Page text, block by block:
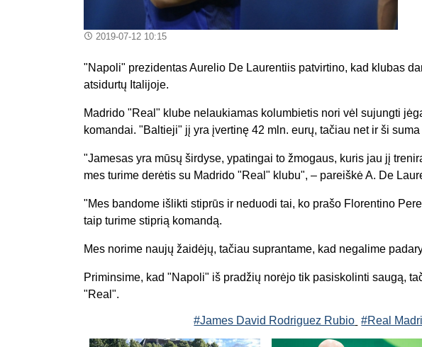
2019-07-12 10:15
"Napoli" prezidentas Aurelio De Laurentiis patvirtino, kad klubas
atsidurtų Italijoje.
Madrido "Real" klube nelaukiamas kolumbietis nori vėl sujungti
komandai. "Baltieji" jį yra įvertinę 42 mln. eurų, tačiau net ir ši
"Jamesas yra mūsų širdyse, ypatingai to žmogaus, kuris jau jį
mes turime derėtis su Madrido "Real" klubu", – pareiškė A. De
"Mes bandome išlikti stiprūs ir neduodi tai, ko prašo Florentino
taip turime stiprią komandą.
Mes norime naujų žaidėjų, tačiau suprantame, kad negalime
Priminsime, kad "Napoli" iš pradžių norėjo tik pasiskolinti saugą,
"Real".
#James David Rodriguez Rubio #Real